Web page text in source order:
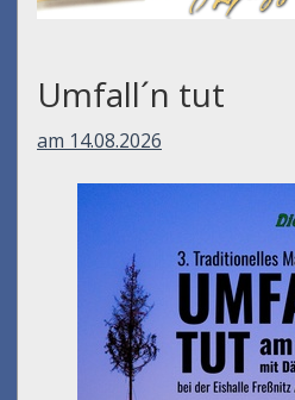
Umfall´n tut
am 14.08.2026